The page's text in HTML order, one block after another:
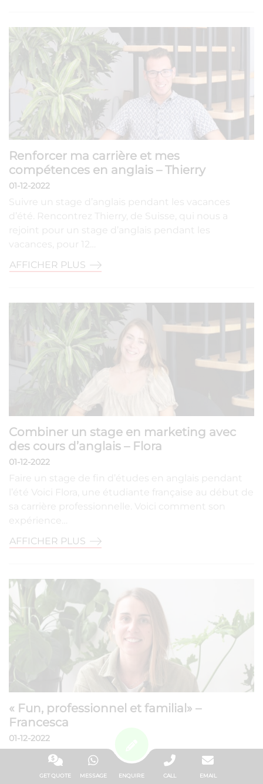
GET QUOTE MESSAGE ENQUIRE CALL EMAIL
Renforcer ma carrière et mes
compétences en anglais – Thierry
01-12-2022
Suivre un stage d’anglais pendant les vacances
d’été. Rencontrez Thierry, de Suisse, qui nous a
rejoint pour un stage d’anglais pendant les
vacances, pour 12…
AFFICHER PLUS
Combiner un stage en marketing avec
des cours d’anglais – Flora
01-12-2022
Faire un stage de fin d’études en anglais pendant
l’été Voici Flora, une étudiante française au début de
sa carrière professionnelle. Voici comment son
expérience…
AFFICHER PLUS
« Fun, professionnel et familial» –
Francesca
01-12-2022
Élargir les possibilités en améliorant son anglais
professionnel Rencontrez Francesca, une